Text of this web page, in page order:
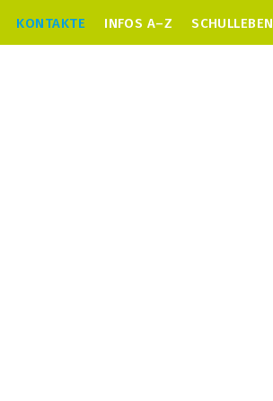
KONTAKTE INFOS A–Z SCHULLEBEN